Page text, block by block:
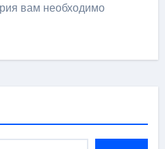
вам необходимо